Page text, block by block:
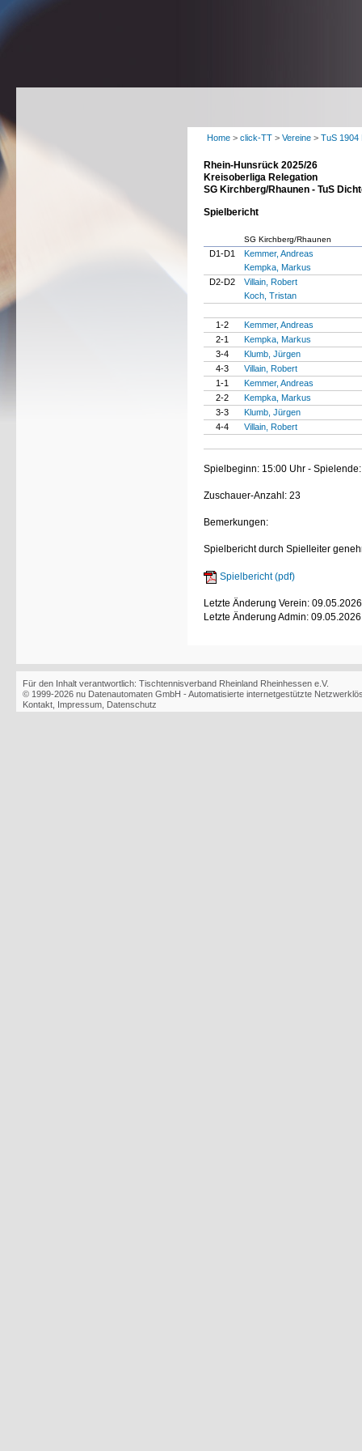
Home > click-TT > Vereine > TuS 1904
Rhein-Hunsrück 2025/26
Kreisoberliga Relegation
SG Kirchberg/Rhaunen - TuS
Spielbericht
SG Kirchberg/Rhaunen
D1-D1
Kemmer, Andreas
Kempka, Markus
D2-D2
Villain, Robert
Koch, Tristan
1-2
Kemmer, Andreas
2-1
Kempka, Markus
3-4
Klumb, Jürgen
4-3
Villain, Robert
1-1
Kemmer, Andreas
2-2
Kempka, Markus
3-3
Klumb, Jürgen
4-4
Villain, Robert
Spielbeginn: 15:00 Uhr -
Zuschauer-Anzahl: 23
Bemerkungen:
Spielbericht durch Spielleiter
Spielbericht (pdf)
Letzte Änderung Verein:
Letzte Änderung Admin:
Für den Inhalt verantwortlich: Tischtennisverband Rheinland Rheinhessen e.V.
© 1999-2026 nu Datenautomaten GmbH - Automatisierte internetgestützte
Kontakt Impressum Datenschutz